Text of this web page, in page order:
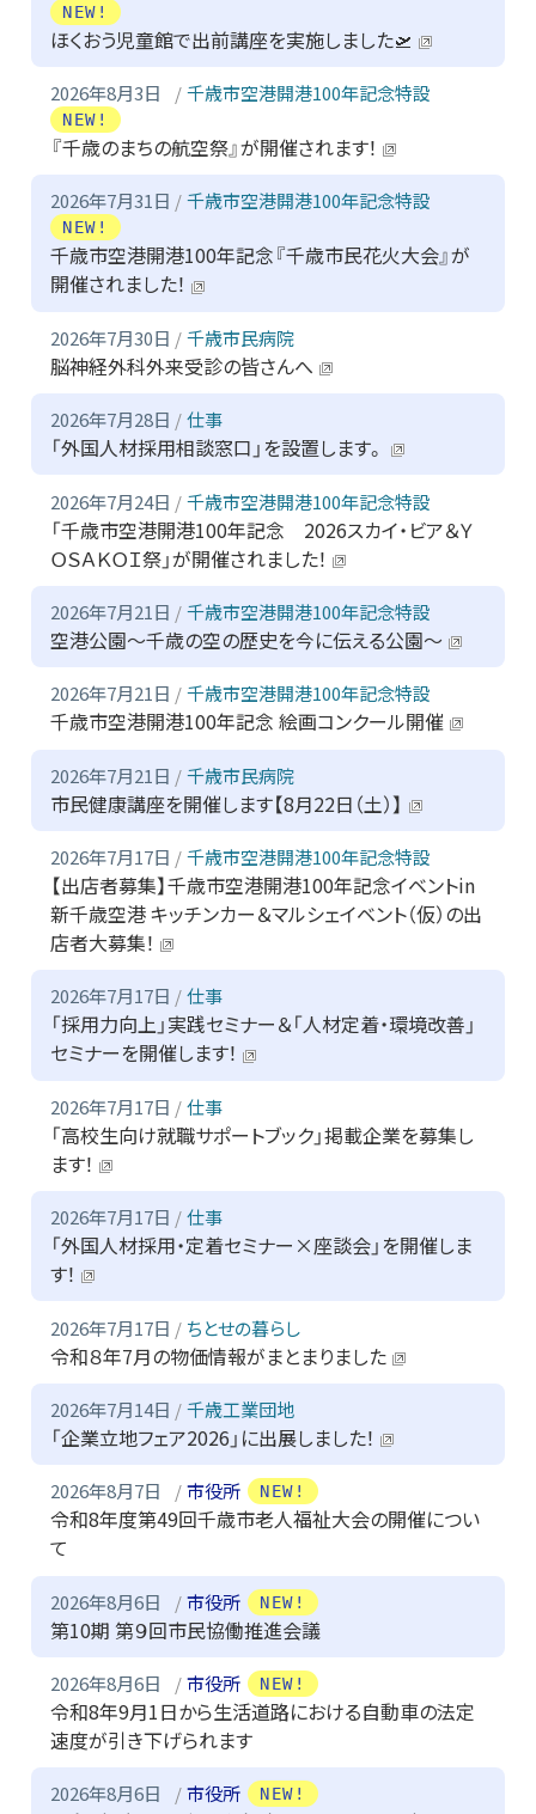
ほくおう児童館で出前講座を実施しました🛫
NEW!
2026年8月3日 千歳市空港開港100年記念特設
『千歳のまちの航空祭』が開催されます！
NEW!
2026年7月31日 千歳市空港開港100年記念特設
千歳市空港開港100年記念『千歳市民花火大会』が
開催されました！
NEW!
2026年7月30日 千歳市民病院
脳神経外科外来受診の皆さんへ
2026年7月28日 仕事
「外国人材採用相談窓口」を設置します。
2026年7月24日 千歳市空港開港100年記念特設
「千歳市空港開港100年記念 2026スカイ・ビア＆Ｙ
ＯＳＡＫＯＩ祭」が開催されました！
2026年7月21日 千歳市空港開港100年記念特設
空港公園～千歳の空の歴史を今に伝える公園～
2026年7月21日 千歳市空港開港100年記念特設
千歳市空港開港100年記念 絵画コンクール開催
2026年7月21日 千歳市民病院
市民健康講座を開催します【8月22日（土）】
2026年7月17日 千歳市空港開港100年記念特設
【出店者募集】千歳市空港開港100年記念イベントin
新千歳空港 キッチンカー＆マルシェイベント（仮）の出
店者大募集！
2026年7月17日 仕事
「採用力向上」実践セミナー＆「人材定着・環境改善」
セミナーを開催します！
2026年7月17日 仕事
「高校生向け就職サポートブック」掲載企業を募集し
ます！
2026年7月17日 仕事
「外国人材採用・定着セミナー×座談会」を開催しま
す！
2026年7月17日 ちとせの暮らし
令和８年7月の物価情報がまとまりました
2026年7月14日 千歳工業団地
「企業立地フェア2026」に出展しました！
2026年8月7日 市役所
令和8年度第49回千歳市老人福祉大会の開催につい
て
NEW!
2026年8月6日 市役所
第10期 第９回市民協働推進会議
NEW!
2026年8月6日 市役所
令和8年9月1日から生活道路における自動車の法定
速度が引き下げられます
NEW!
2026年8月6日 市役所 NEW!